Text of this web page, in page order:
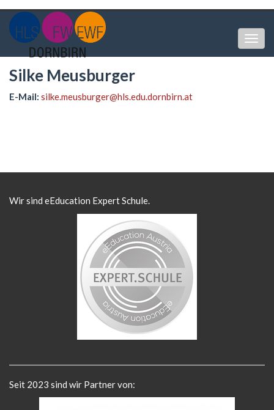
Silke Meusburger
E-Mail: silke.meusburger@hls.edu.dornbirn.at
Wir sind eEducation Expert Schule.
Seit 2023 sind wir Partner von: